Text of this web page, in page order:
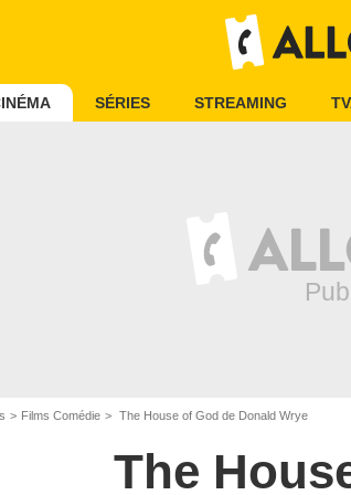
SÉRIES STREAMING
Films Comédie The House of God de Donald Wrye
The